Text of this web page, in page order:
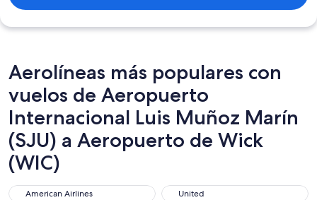
Aerolíneas más populares con
vuelos de Aeropuerto
Internacional Luis Muñoz Marín
(SJU) a Aeropuerto de Wick
(WIC)
American Airlines
American Airlines United
United